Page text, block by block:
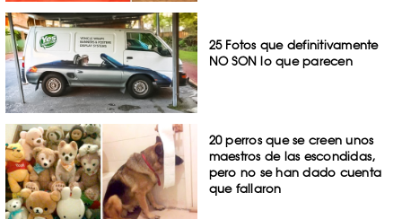
25 Fotos que definitivamente
NO SON lo que parecen
20 perros que se creen unos
maestros de las escondidas,
pero no se han dado cuenta
que fallaron